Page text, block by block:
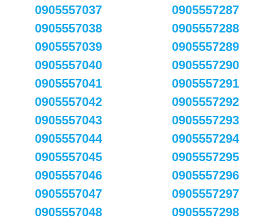
0905557037
0905557038
0905557039
0905557040
0905557041
0905557042
0905557043
0905557044
0905557045
0905557046
0905557047
0905557048
0905557287
0905557288
0905557289
0905557290
0905557291
0905557292
0905557293
0905557294
0905557295
0905557296
0905557297
0905557298